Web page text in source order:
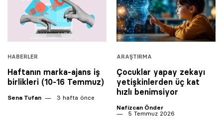
HABERLER
Haftanın marka-ajans iş
birlikleri (10-16 Temmuz)
Sena Tufan 3 hafta önce
ARAŞTIRMA
Çocuklar yapay zekayı
yetişkinlerden üç kat
hızlı benimsiyor
Nafizcan Önder
5 Temmuz 2026